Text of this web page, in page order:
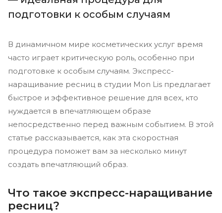
подготовки к особым случаям
В динамичном мире косметических услуг время
часто играет критическую роль, особенно при
подготовке к особым случаям. Экспресс-
наращивание ресниц в студии Mon Lis предлагает
быстрое и эффективное решение для всех, кто
нуждается в впечатляющем образе
непосредственно перед важным событием. В этой
статье рассказывается, как эта скоростная
процедура поможет вам за несколько минут
создать впечатляющий образ.
Что такое экспресс-наращивание
ресниц?